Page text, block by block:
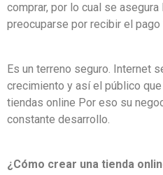
comprar, por lo cual se
preocuparse por recibir el
Es un terreno seguro. Internet
crecimiento y así el público
tiendas online Por eso su
constante desarrollo.
¿Cómo crear una tienda